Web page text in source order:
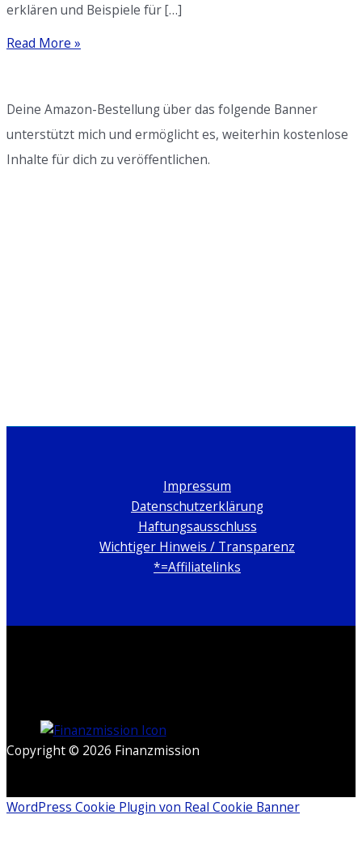
erklären und Beispiele für […]
Multi-
–
gefährliche
Welt
Read More »
Deine Amazon-Bestellung über das folgende Banner
unterstützt mich und ermöglicht es, weiterhin kostenlose
Inhalte für dich zu veröffentlichen.
Impressum
Datenschutzerklärung
Haftungsausschluss
Wichtiger Hinweis / Transparenz
*=Affiliatelinks
Copyright © 2026 Finanzmission
WordPress Cookie Plugin von Real Cookie Banner